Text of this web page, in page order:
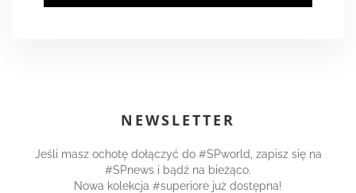
NEWSLETTER
Jeśli masz ochotę dołączyć do #SPworld, zapisz się na
#SPnews i bądź na bieżąco.
Nowa kolekcja #superiore już dostępna!